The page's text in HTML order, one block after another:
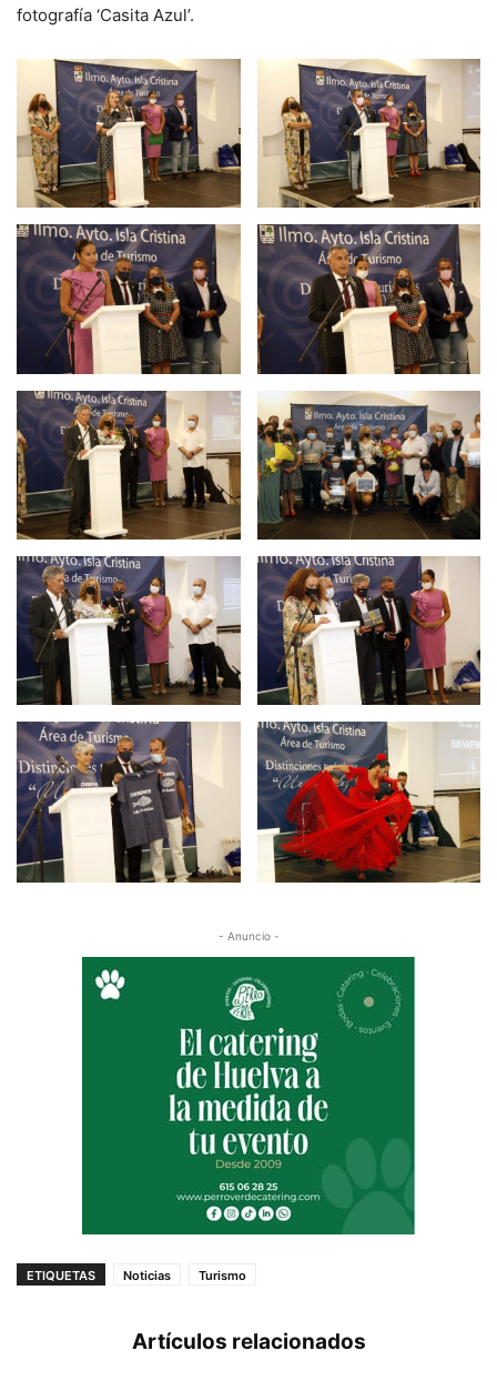
fotografía ‘Casita Azul’.
- Anuncio -
ETIQUETAS Noticias Turismo
Artículos relacionados